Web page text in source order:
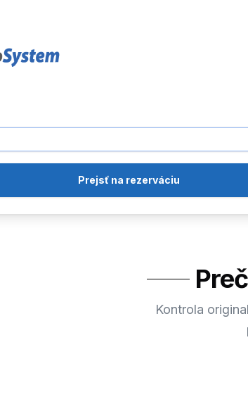
logo
Prejsť na rezerváciu
Kontrola